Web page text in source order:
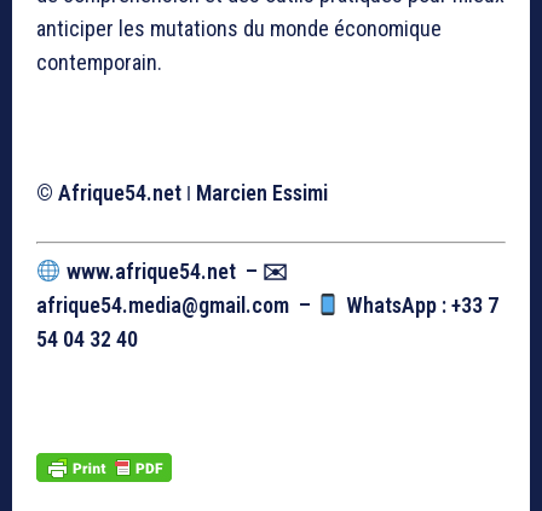
anticiper les mutations du monde économique
contemporain.
© Afrique54.net ǀ Marcien Essimi
www.afrique54.net – ✉
afrique54.media@gmail.com –
WhatsApp : +33 7
54 04 32 40